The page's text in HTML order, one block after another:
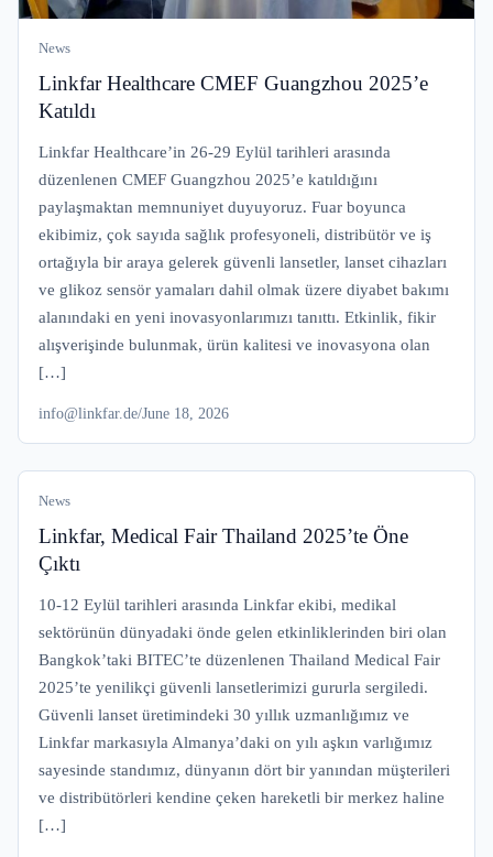
News
Linkfar Healthcare CMEF Guangzhou 2025’e
Katıldı
Linkfar Healthcare’in 26-29 Eylül tarihleri arasında
düzenlenen CMEF Guangzhou 2025’e katıldığını
paylaşmaktan memnuniyet duyuyoruz. Fuar boyunca
ekibimiz, çok sayıda sağlık profesyoneli, distribütör ve iş
ortağıyla bir araya gelerek güvenli lansetler, lanset cihazları
ve glikoz sensör yamaları dahil olmak üzere diyabet bakımı
alanındaki en yeni inovasyonlarımızı tanıttı. Etkinlik, fikir
alışverişinde bulunmak, ürün kalitesi ve inovasyona olan
[…]
info@linkfar.de/June 18, 2026
News
Linkfar, Medical Fair Thailand 2025’te Öne
Çıktı
10-12 Eylül tarihleri arasında Linkfar ekibi, medikal
sektörünün dünyadaki önde gelen etkinliklerinden biri olan
Bangkok’taki BITEC’te düzenlenen Thailand Medical Fair
2025’te yenilikçi güvenli lansetlerimizi gururla sergiledi.
Güvenli lanset üretimindeki 30 yıllık uzmanlığımız ve
Linkfar markasıyla Almanya’daki on yılı aşkın varlığımız
sayesinde standımız, dünyanın dört bir yanından müşterileri
ve distribütörleri kendine çeken hareketli bir merkez haline
[…]